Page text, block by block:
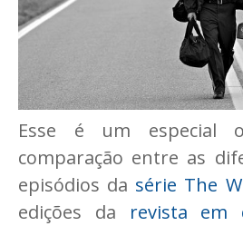
Esse é um especial
comparação entre as
episódios da série The
edições da revista em